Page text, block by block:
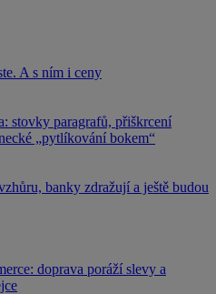
A s ním i ceny
stovky paragrafů, přiškrcení
„pytlíkování bokem“
banky zdražují a ještě budou
doprava poráží slevy a